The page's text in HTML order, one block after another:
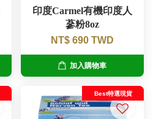
印度Carmel有機印度人
蔘粉8oz
NT$ 690 TWD
加入購物車
Best特選現貨